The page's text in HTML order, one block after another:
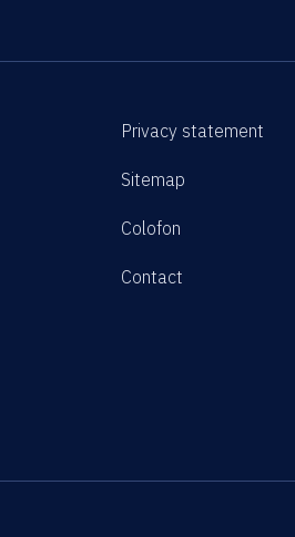
Privacy statement
Sitemap
Colofon
Contact